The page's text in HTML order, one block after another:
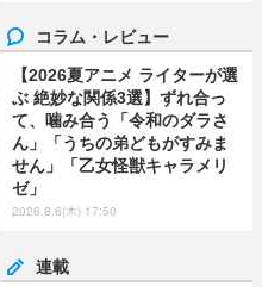
コラム・レビュー
【2026夏アニメ ライターが選
ぶ 絶妙な関係3選】ずれ合っ
て、噛み合う「令和のダラさ
ん」「うちの弟どもがすみま
せん」「乙女怪獣キャラメリ
ゼ」
2026.8.6(木) 17:50
連載